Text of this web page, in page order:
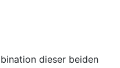
dieser beiden